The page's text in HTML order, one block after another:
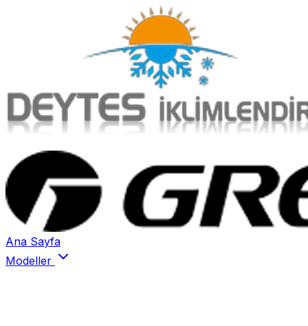
Ana Sayfa
Modeller